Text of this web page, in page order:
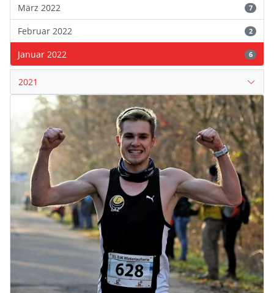
März 2022 7
Februar 2022 2
Januar 2022 6
2021